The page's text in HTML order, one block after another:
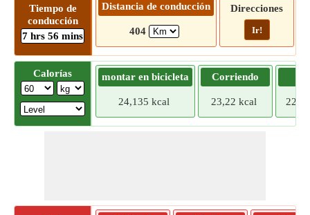
Tiempo de
conducción
7 hrs 56 mins
Distancia de conducción
404
Direcciones
Ir!
Calorías montar en bicicleta
24,135 kcal
Corriendo
23,22 kcal